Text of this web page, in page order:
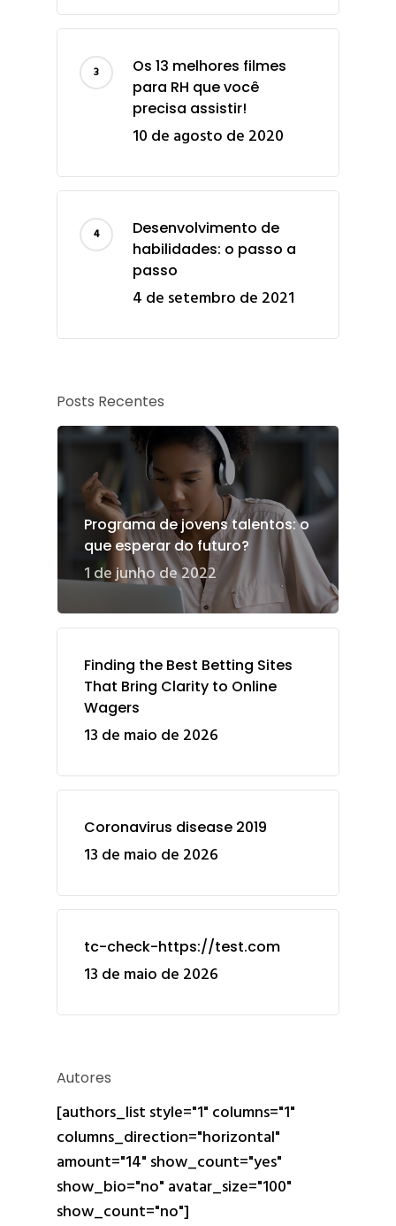
Os 13 melhores filmes
para RH que você
precisa assistir!
10 de agosto de 2020
Desenvolvimento de
habilidades: o passo a
passo
4 de setembro de 2021
Posts Recentes
Programa de jovens talentos: o
que esperar do futuro?
1 de junho de 2022
Finding the Best Betting Sites
That Bring Clarity to Online
Wagers
13 de maio de 2026
Coronavirus disease 2019
13 de maio de 2026
tc-check-https://test.com
13 de maio de 2026
Autores
[authors_list style="1" columns="1"
columns_direction="horizontal"
amount="14" show_count="yes"
show_bio="no" avatar_size="100"
show_count="no"]